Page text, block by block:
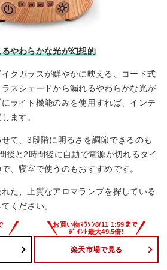
やわらかな光が幻想的
クガラスが鮮やかに映える、コード式
スシェードから漏れるやわらかな光が
ライト機能のみを使用すれば、インテ
ます。
て、3段階に明るさを調節できるのも
後と2時間後に自動で電源が切れるタイ
、寝室で使うのもおすすめです。
た、上質なアロマランプを探している
ください。
楽天市場で見る